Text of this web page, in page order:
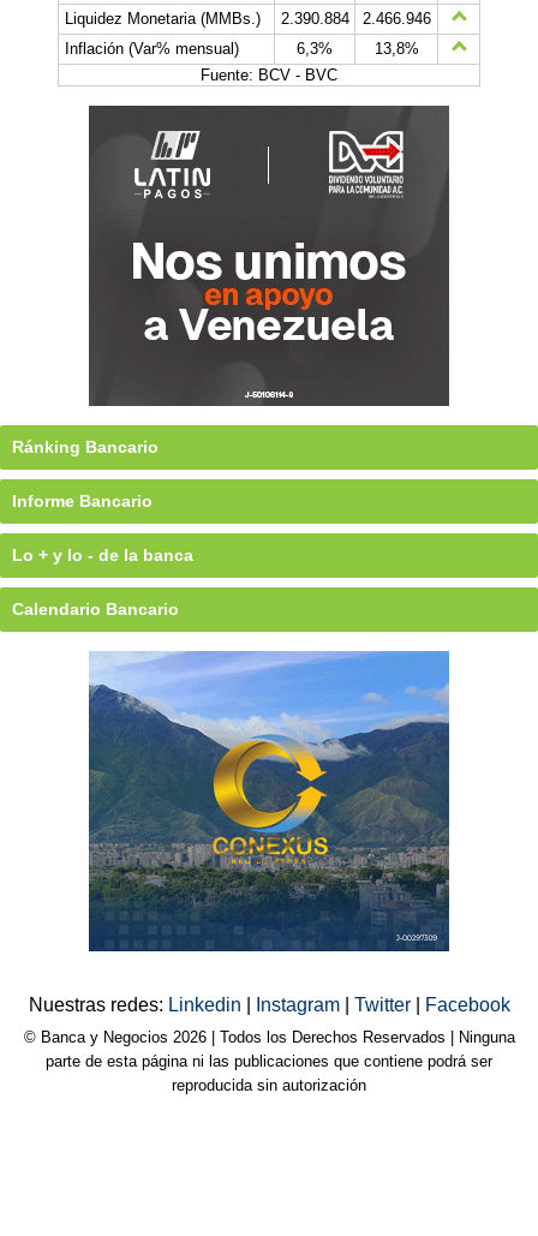
Liquidez Monetaria (MMBs.)
2.390.884
2.466.946
Inflación (Var% mensual)
6,3%
13,8%
Fuente: BCV - BVC
Ránking Bancario
Informe Bancario
Lo + y lo - de la banca
Calendario Bancario
Nuestras redes: Linkedin Instagram Twitter Facebook
© Banca y Negocios 2026 | Todos los Derechos Reservados | Ninguna
parte de esta página ni las publicaciones que contiene podrá ser
reproducida sin autorización